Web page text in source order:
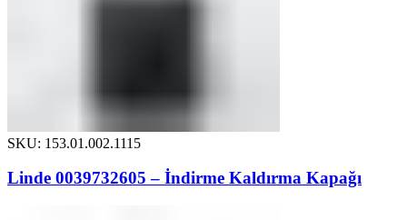
SKU: 153.01.002.1115
Linde 0039732605 – İndirme Kaldırma Kapağı